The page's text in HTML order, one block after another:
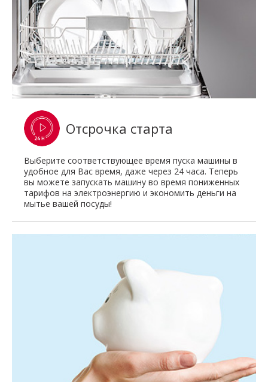
Отсрочка старта
Выберите соответствующее время пуска машины в
удобное для Вас время, даже через 24 часа. Теперь
вы можете запускать машину во время пониженных
тарифов на электроэнергию и экономить деньги на
мытье вашей посуды!